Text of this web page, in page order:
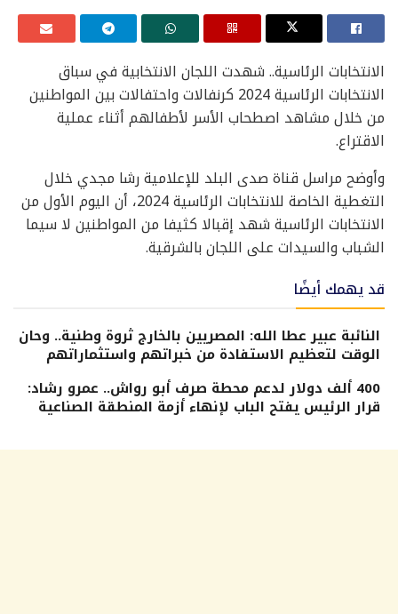
الانتخابات الرئاسية.. شهدت اللجان الانتخابية في سباق
الانتخابات الرئاسية 2024 كرنفالات واحتفالات بين المواطنين
من خلال مشاهد اصطحاب الأسر لأطفالهم أثناء عملية
الاقتراع.
وأوضح مراسل قناة صدى البلد للإعلامية رشا مجدي خلال
التغطية الخاصة للانتخابات الرئاسية 2024، أن اليوم الأول من
الانتخابات الرئاسية شهد إقبالا كثيفا من المواطنين لا سيما
الشباب والسيدات على اللجان بالشرقية.
قد يهمك أيضًا
النائبة عبير عطا الله: المصريين بالخارج ثروة وطنية.. وحان
الوقت لتعظيم الاستفادة من خبراتهم واستثماراتهم
400 ألف دولار لدعم محطة صرف أبو رواش.. عمرو رشاد:
قرار الرئيس يفتح الباب لإنهاء أزمة المنطقة الصناعية